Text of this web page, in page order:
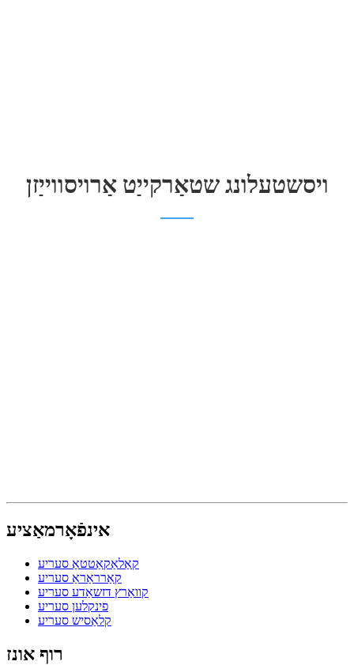
ויסשטעלונג שטאַרקייַט אַרויסווייַזן
אינפֿאָרמאַציע
קאַלאַקאַטטאַ סעריע
קאַרראַראַ סעריע
קוואַרץ דזשאַדע סעריע
פינקלען סעריע
קלאַסיש סעריע
רוף אונז